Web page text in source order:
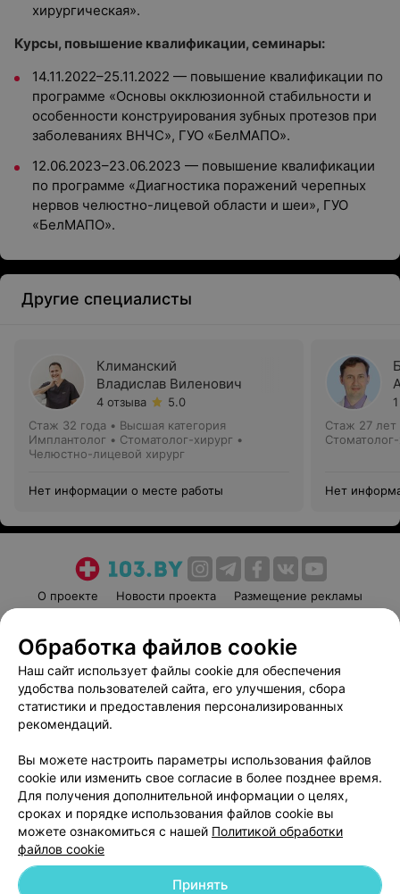
хирургическая».
Курсы, повышение квалификации, семинары:
14.11.2022–25.11.2022 — повышение квалификации по
программе «Основы окклюзионной стабильности и
особенности конструирования зубных протезов при
заболеваниях ВНЧС», ГУО «БелМАПО».
12.06.2023–23.06.2023 — повышение квалификации
по программе «Диагностика поражений черепных
нервов челюстно-лицевой области и шеи», ГУО
«БелМАПО».
Другие специалисты
Климанский
Владислав Виленович
4 отзыва
5.0
Стаж 32 года • Высшая категория
Имплантолог • Стоматолог-хирург •
Челюстно-лицевой хирург
Нет информации о месте работы
Стаж 27 лет
Нет
О проекте Новости проекта
Размещение рекламы
Пользовательское соглашение
Способы оплаты
Вакансии
Партнеры
Написать руководителю 103.by
Обработка персональных данных
Обработка файлов cookie
Наш сайт использует файлы cookie для обеспечения
удобства пользователей сайта, его улучшения, сбора
статистики и предоставления персонализированных
рекомендаций.
Вы можете настроить параметры использования файлов
cookie или изменить свое согласие в более позднее время.
Для получения дополнительной информации о целях,
сроках и порядке использования файлов cookie вы
можете ознакомиться с нашей Политикой обработки
файлов cookie
Принять